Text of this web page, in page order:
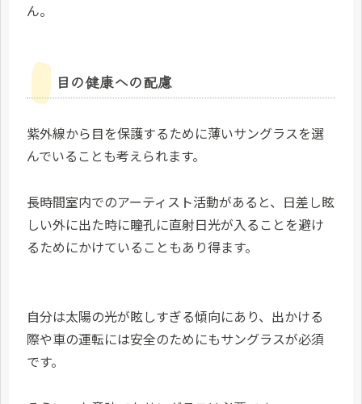
ん。
目の健康への配慮
紫外線から目を保護するために薄いサングラスを選
んでいることも考えられます。
長時間室内でのアーティスト活動があると、日差し眩
しい外に出た時に瞳孔に直射日光が入ることを避け
るためにかけていることもあり得ます。
自分は太陽の光が眩しすぎる傾向にあり、出かける
際や車の運転には安全のためにもサングラスが必須
です。